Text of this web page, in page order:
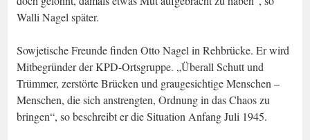
Walli Nagel später.
Sowjetische Freunde finden Otto Nagel in Rehbrücke. Er wird
Mitbegründer der KPD-Ortsgruppe. „Überall Schutt und
Trümmer, zerstörte Brücken und graugesichtige Menschen –
Menschen, die sich anstrengten, Ordnung in das Chaos zu
bringen“, so beschreibt er die Situation Anfang Juli 1945.